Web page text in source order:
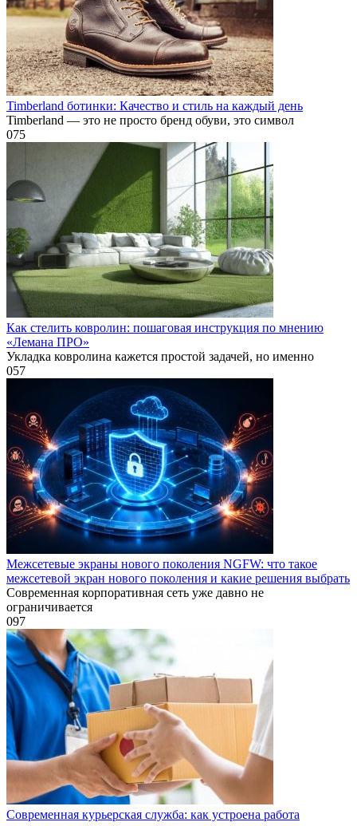
Timberland ботинки: Качество и стиль на каждый день
Timberland — это не просто бренд обуви, это символ
075
Как стелить ковролин: пошаговая инструкция по мнению
«Лемана ПРО»
Укладка ковролина кажется простой задачей, но именно
057
Межсетевые экраны нового поколения NGFW: что такое
межсетевой экран нового поколения и какие решения выбрать
Современная корпоративная сеть уже давно не
ограничивается
097
Современная курьерская служба: как устроена работа